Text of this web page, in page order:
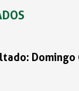
Domingo